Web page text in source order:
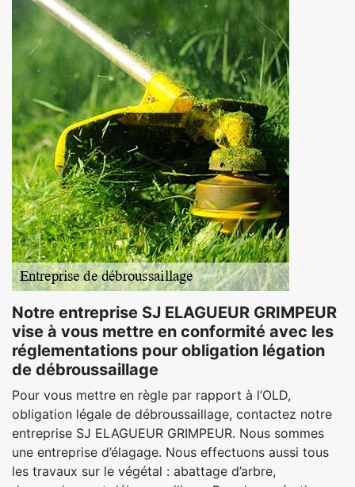
Notre entreprise SJ ELAGUEUR GRIMPEUR
vise à vous mettre en conformité avec les
réglementations pour obligation légation
de débroussaillage
Pour vous mettre en règle par rapport à l’OLD,
obligation légale de débroussaillage, contactez notre
entreprise SJ ELAGUEUR GRIMPEUR. Nous sommes
une entreprise d’élagage. Nous effectuons aussi tous
les travaux sur le végétal : abattage d’arbre,